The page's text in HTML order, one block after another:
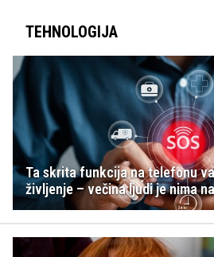
TEHNOLOGIJA
Ta skrita funkcija na telefonu
življenje – večina ljudi je nima